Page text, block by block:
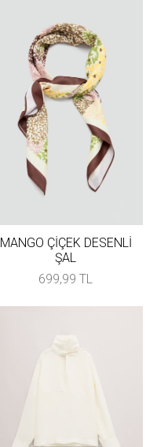
MANGO ÇİÇEK DESENLİ
ŞAL
699,99 TL